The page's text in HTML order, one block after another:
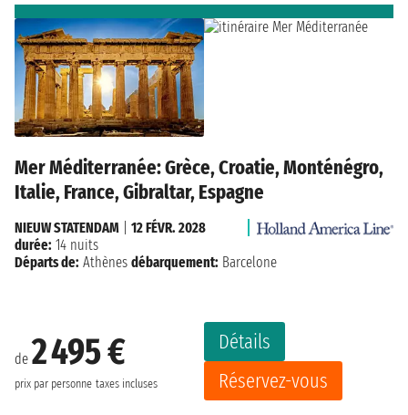
Mer Méditerranée: Grèce, Croatie, Monténégro,
Italie, France, Gibraltar, Espagne
de 2 495 €
prix par personne taxes incluses
Détails
Réservez-vous
NIEUW STATENDAM
12 FÉVR. 2028
durée: 14 nuits
Départs de: Athènes débarquement: Barcelone